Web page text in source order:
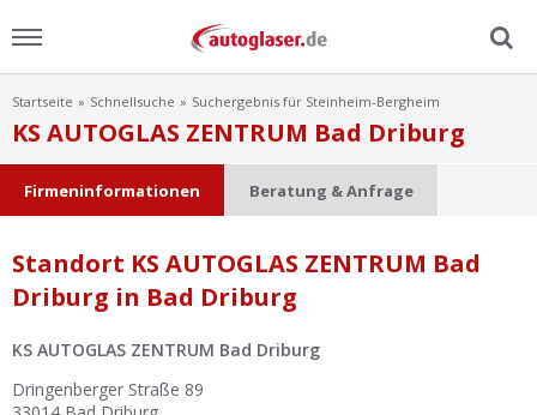
Menu
Home
Ratgeber
Scheibensuche
Startseite Schnellsuche Suchergebnis für Steinheim-Bergheim
KS AUTOGLAS ZENTRUM Bad Driburg
Firmeninformationen Beratung & Anfrage
Standort KS AUTOGLAS ZENTRUM Bad
Driburg in Bad Driburg
KS AUTOGLAS ZENTRUM Bad Driburg
Dringenberger Straße 89